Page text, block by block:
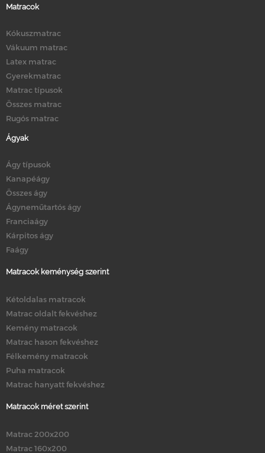
Matracok
Kókuszmatrac
Vákuum matrac
Latex matrac
Gyerekmatrac
Matrac típusok
Összes matrac
Rugós matrac
Ágyak
Ágy típusok
Kanapéágy
Összes ágy
Ágyneműtartós ágy
Franciaágy
Kárpitos ágy
Faágy
Matracok keménység szerint
Kétoldalas matracok
Matrac oldalt fekvéshez
Kemény matracok
Matrac hason fekvéshez
Félkemény matracok
Puha matracok
Matrac hanyatt fekvéshez
Matracok méret szerint
Matrac 200x200
Matrac 160x200